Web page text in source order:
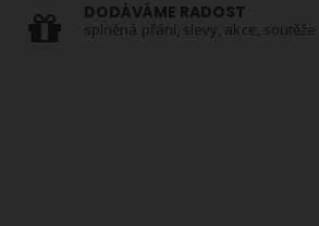
DODÁVÁME RADOST
splněná přání, slevy, akce, soutěže